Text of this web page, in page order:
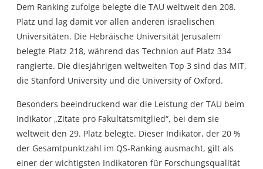
Dem Ranking zufolge belegte die TAU weltweit den 208.
Platz und lag damit vor allen anderen israelischen
Universitäten. Die Hebräische Universität Jerusalem
belegte Platz 218, während das Technion auf Platz 334
rangierte. Die diesjährigen weltweiten Top 3 sind das MIT,
die Stanford University und die University of Oxford.
Besonders beeindruckend war die Leistung der TAU beim
Indikator „Zitate pro Fakultätsmitglied“, bei dem sie
weltweit den 29. Platz belegte. Dieser Indikator, der 20 %
der Gesamtpunktzahl im QS-Ranking ausmacht, gilt als
einer der wichtigsten Indikatoren für Forschungsqualität